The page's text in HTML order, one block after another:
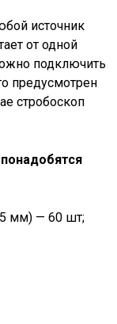
источник
от одной
подключить
предусмотрен
стробоскоп
мм) — 60 шт;